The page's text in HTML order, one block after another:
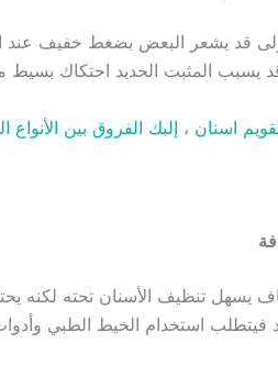
قد يشعر البعض بضغط خفيف عند
قد يسبب المثبت الحديد احتكاك بسيط
اسنان ، إلبك الفروق بين الأنواع
يسهل تنظيف الأسنان تحته لكنه
فيتطلب استخدام الخيط الطبي